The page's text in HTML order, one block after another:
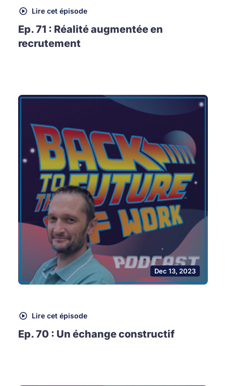
Lire cet épisode
Ep. 71 : Réalité augmentée en
recrutement
Dec 13, 2023
Lire cet épisode
Ep. 70 : Un échange constructif